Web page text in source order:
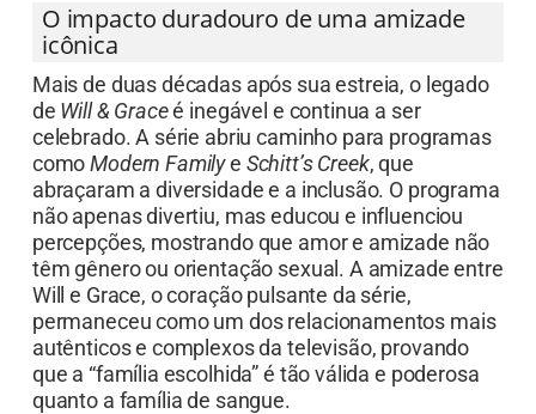
O impacto duradouro de uma amizade
icônica
Mais de duas décadas após sua estreia, o legado
de Will & Graceé inegável e continua a ser
celebrado. A série abriu caminho para programas
comoModern Familye Schitt’s Creek, que
abraçaram a diversidade e a inclusão. O programa
não apenas divertiu, mas educou e influenciou
percepções, mostrando que amor e amizade não
têm gênero ou orientação sexual. A amizade entre
Will e Grace, o coração pulsante da série,
permaneceu como um dos relacionamentos mais
autênticos e complexos da televisão, provando
que a “família escolhida” é tão válida e poderosa
quanto a família de sangue.